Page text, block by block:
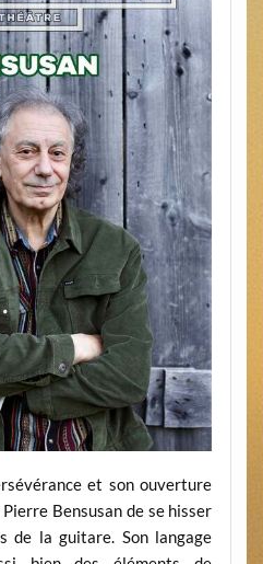
et son ouverture
Bensusan de se hisser
de la guitare. Son langage